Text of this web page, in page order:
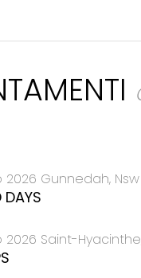
Gunnedah,
DAYS
2026 Saint-